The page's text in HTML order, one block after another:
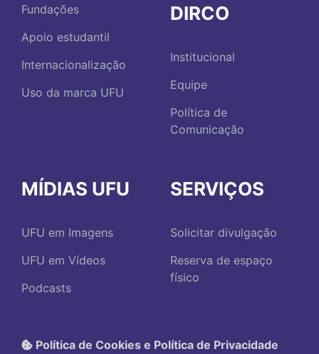
Fundações
Apoio estudantil
Internacionalização
Uso da marca UFU
DIRCO
Institucional
Equipe
Política de
Comunicação
MÍDIAS UFU
UFU em Imagens
UFU em Vídeos
Podcasts
SERVIÇOS
Solicitar divulgação
Reserva de espaço
físico
Política de Cookies e Política de Privacidade